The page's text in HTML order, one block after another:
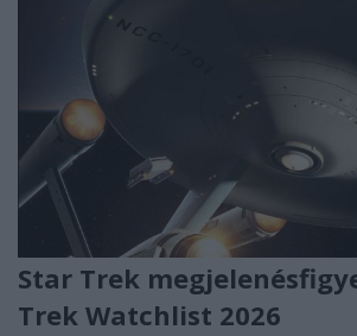
Star Trek
Trek Watchlist 2026